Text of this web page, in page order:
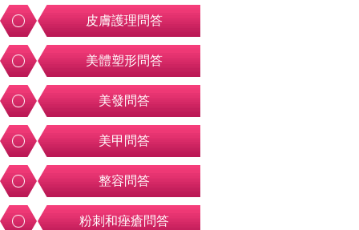
皮膚護理問答
美體塑形問答
美發問答
美甲問答
整容問答
粉刺和痤瘡問答